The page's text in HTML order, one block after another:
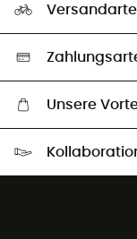
Vertrag widerrufen
Auswahl an
Unsere